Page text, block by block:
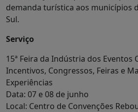
demanda turística aos municípios
Sul.
Serviço
15ª Feira da Indústria dos Eventos
Incentivos, Congressos, Feiras e
Experiências
Data: 07 e 08 de junho
Local: Centro de Convenções